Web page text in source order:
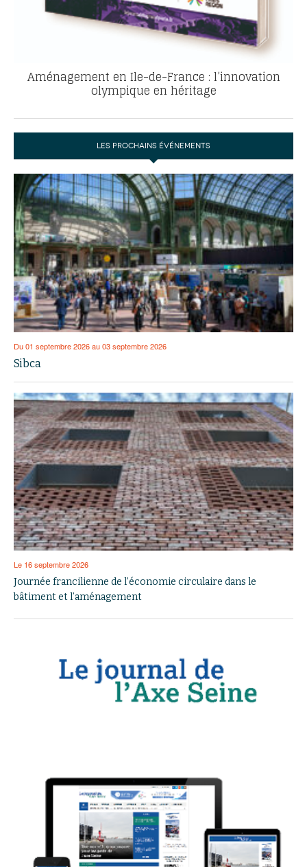
Aménagement en Ile-de-France : l’innovation
olympique en héritage
LES PROCHAINS ÉVÉNEMENTS
Du 01 septembre 2026 au 03 septembre 2026
Sibca
Le 16 septembre 2026
Journée francilienne de l’économie circulaire dans le
bâtiment et l’aménagement